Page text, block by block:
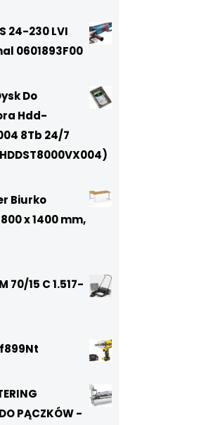
24-230 LVI
0601893F00
Do
Hdd-
8Tb 24/7
Biurko
x 1400 mm,
70/15 C 1.517-
PĄCZKÓW -